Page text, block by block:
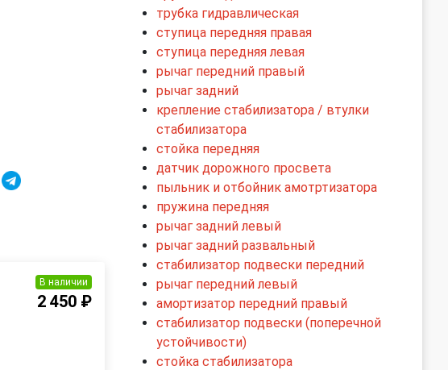
В наличии
2 450 ₽
трубка гидравлическая
ступица передняя правая
ступица передняя левая
рычаг передний правый
рычаг задний
крепление стабилизатора / втулки
стабилизатора
стойка передняя
датчик дорожного просвета
пыльник и отбойник амотртизатора
пружина передняя
рычаг задний левый
рычаг задний развальный
стабилизатор подвески передний
рычаг передний левый
амортизатор передний правый
стабилизатор подвески (поперечной
устойчивости)
стойка стабилизатора